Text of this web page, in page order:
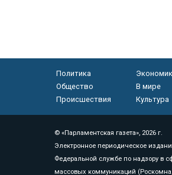
Политика
Общество
В мире
Происшествия
Культура
© «Парламентская газета», 2026 г.
Электронное периодическое
Федеральной службе по надзору в
массовых коммуникаций